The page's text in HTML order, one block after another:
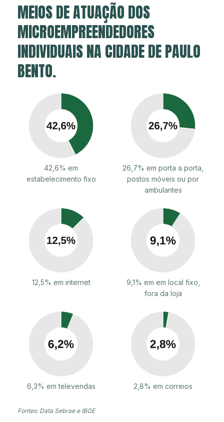
MEIOS DE ATUAÇÃO DOS
MICROEMPREENDEDORES
INDIVIDUAIS NA CIDADE DE PAULO
BENTO.
42,6% em
estabelecimento fixo
26,7% em porta a porta,
postos móveis ou por
ambulantes
12,5% em internet
9,1% em em local fixo,
fora da loja
6,3% em televendas 2,8% em correios
Fontes: Data Sebrae e IBGE